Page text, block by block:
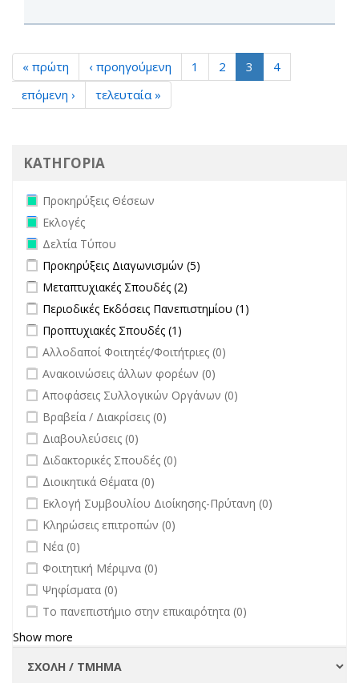
« πρώτη ‹ προηγούμενη 1 2 3
4
επόμενη ›
τελευταία »
ΚΑΤΗΓΟΡΙΑ
Remove Προκηρύξεις Θέσεων filter
Προκηρύξεις Θέσεων
Remove Εκλογές filter
Εκλογές
Remove Δελτία Τύπου filter
Δελτία Τύπου
Apply Προκηρύξεις Διαγωνισμών filter
Προκηρύξεις Διαγωνισμών (5)
Apply Μεταπτυχιακές Σπουδές filter
Μεταπτυχιακές Σπουδές (2)
Apply Περιοδικές Εκδόσεις Πανεπιστημίου filter
Περιοδικές Εκδόσεις Πανεπιστημίου (1)
Apply Προπτυχιακές Σπουδές filter
Προπτυχιακές Σπουδές (1)
undefined
Αλλοδαποί Φοιτητές/Φοιτήτριες (0)
undefined
Ανακοινώσεις άλλων φορέων (0)
undefined
Αποφάσεις Συλλογικών Οργάνων (0)
undefined
Βραβεία / Διακρίσεις (0)
undefined
Διαβουλεύσεις (0)
undefined
Διδακτορικές Σπουδές (0)
undefined
Διοικητικά Θέματα (0)
undefined
Εκλογή Συμβουλίου Διοίκησης-Πρύτανη (0)
undefined
Κληρώσεις επιτροπών (0)
undefined
Νέα (0)
undefined
Φοιτητική Μέριμνα (0)
undefined
Ψηφίσματα (0)
undefined
Το πανεπιστήμιο στην επικαιρότητα (0)
Show more